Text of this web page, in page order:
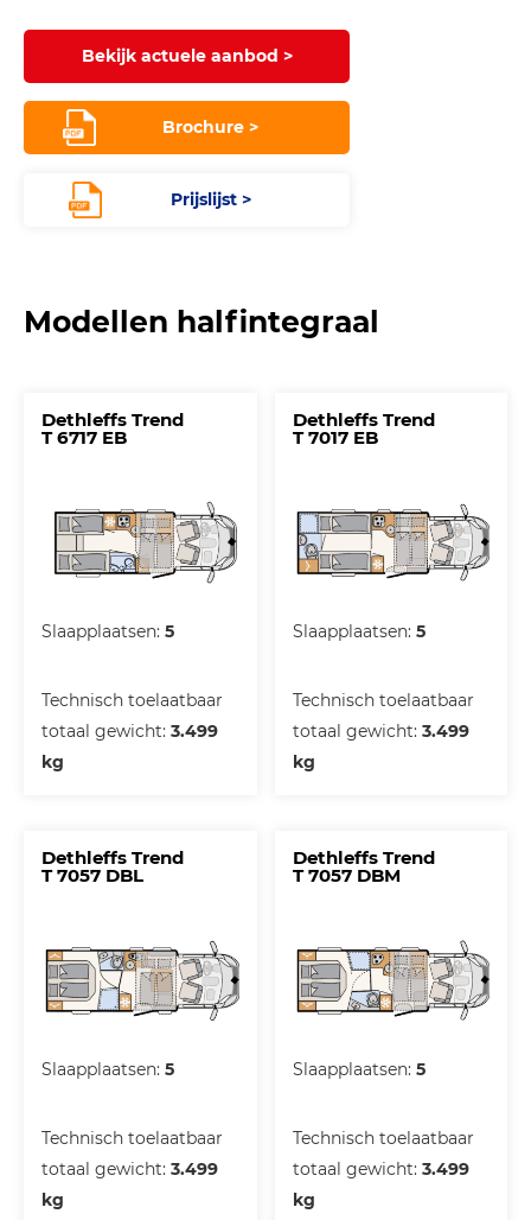
Bekijk actuele aanbod >
Brochure >
Prijslijst >
Modellen halfintegraal
Dethleffs Trend
T 6717 EB
Slaapplaatsen: 5
Technisch toelaatbaar
totaal gewicht: 3.499
kg
Dethleffs Trend
T 7017 EB
Slaapplaatsen: 5
Technisch toelaatbaar
totaal gewicht: 3.499
kg
Dethleffs Trend
T 7057 DBL
Slaapplaatsen: 5
Technisch toelaatbaar
totaal gewicht: 3.499
kg
Dethleffs Trend
T 7057 DBM
Slaapplaatsen: 5
Technisch toelaatbaar
totaal gewicht: 3.499
kg